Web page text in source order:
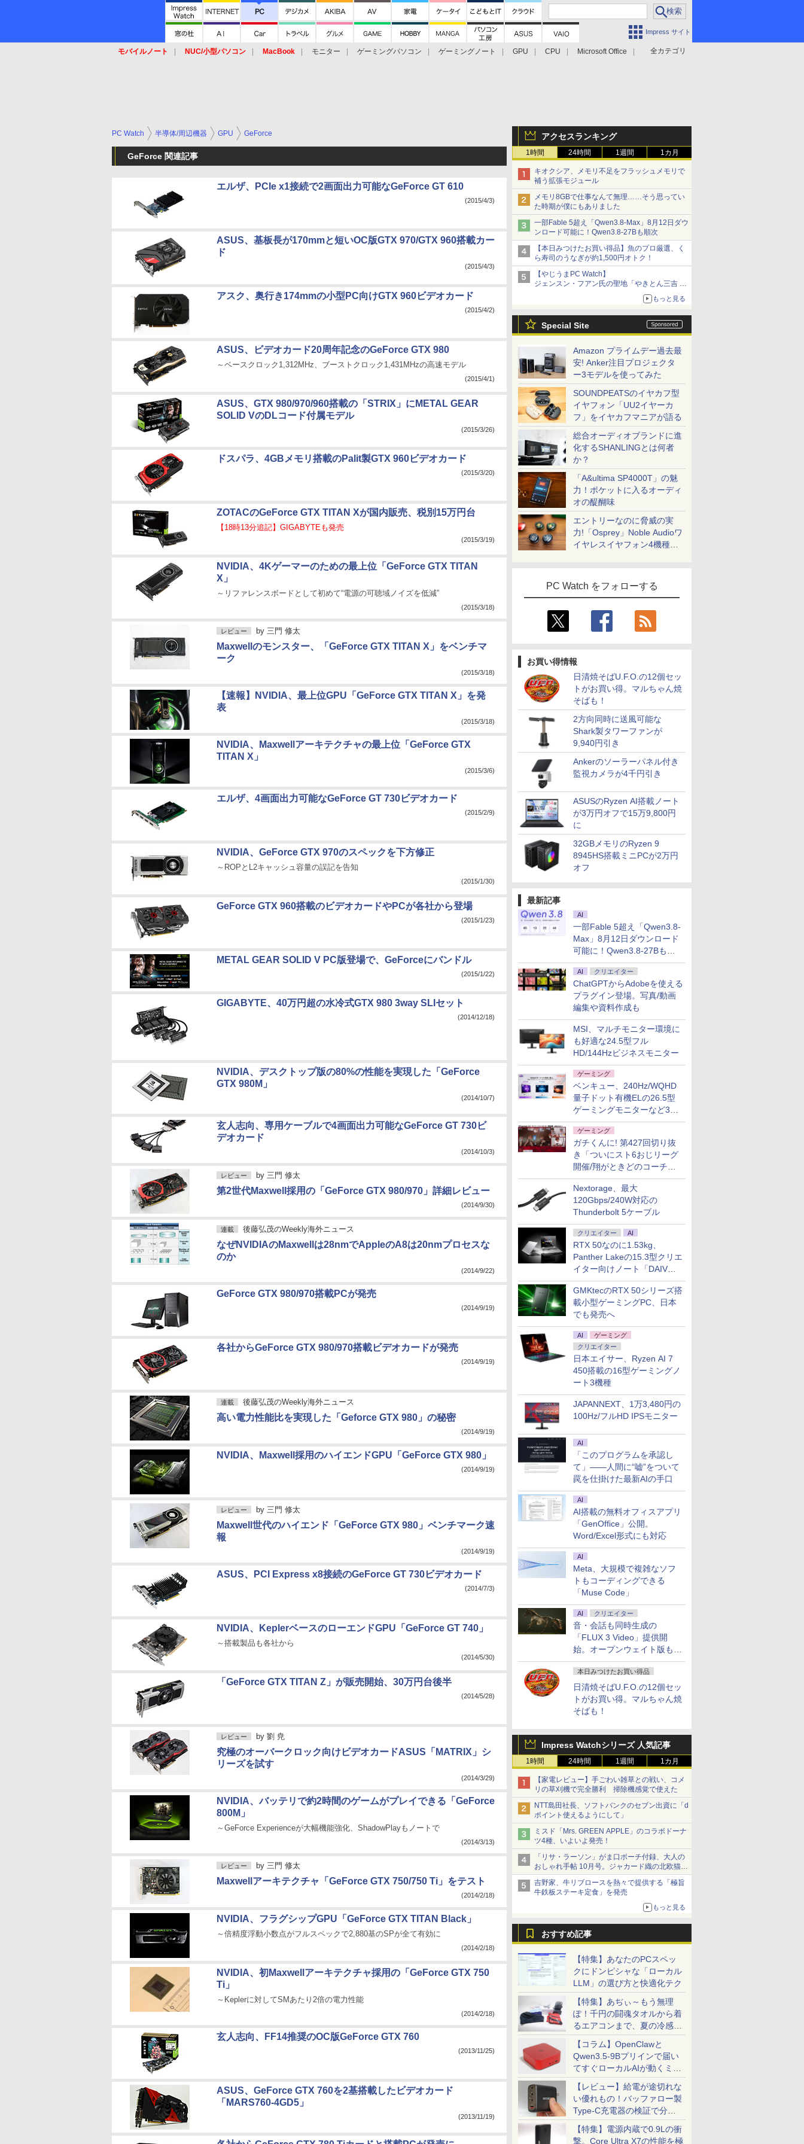
Impress サイト
全カテゴリ
モバイルノート NUC/小型パソコン MacBook モニター ゲーミングパソコン ゲーミングノート GPU CPU
Microsoft Office
アクセスランキング
1時間 24時間 1週間 1カ月
キオクシア、メモリ不足をフラッシュメモリで
補う拡張モジュール
メモリ8GBで仕事なんて無理……そう思ってい
た時期が僕にもありました
一部Fable 5超え「Qwen3.8-Max」8月12日ダウ
ンロード可能に！Qwen3.8-27Bも順次
【本日みつけたお買い得品】魚のプロ厳選、く
ら寿司のうなぎが約1,500円オトク！
【やじうまPC Watch】
ジェンスン・フアン氏の聖地「やきとん三吉 神
田北口店」で「ご来店記念コース」を娘と堪能
～コース名を変更したのはNVIDIAに怒られたか
もっと見る
Special Site
Amazon プライムデー過去最
安! Anker注目プロジェクタ
ー3モデルを使ってみた
SOUNDPEATSのイヤカフ型
イヤフォン「UU2イヤーカ
フ」をイヤカフマニアが語る
総合オーディオブランドに進
化するSHANLINGとは何者
か？
「A&ultima SP4000T」の魅
力！ポケットに入るオーディ
オの醍醐味
エントリーなのに脅威の実
力!「Osprey」Noble Audioワ
イヤレスイヤフォン4機種を
PC Watch をフォローする
お買い得情報
日清焼そばU.F.O.の12個セッ
トがお買い得。マルちゃん焼
そばも！
2方向同時に送風可能な
Shark製タワーファンが
9,940円引き
Ankerのソーラーパネル付き
監視カメラが4千円引き
ASUSのRyzen AI搭載ノート
が3万円オフで15万9,800円
に
32GBメモリのRyzen 9
8945HS搭載ミニPCが2万円
オフ
最新記事
AI
一部Fable 5超え「Qwen3.8-
Max」8月12日ダウンロード
可能に！Qwen3.8-27Bも順
次
AI クリエイター
ChatGPTからAdobeを使える
プラグイン登場。写真/動画
編集や資料作成も
MSI、マルチモニター環境に
も好適な24.5型フル
HD/144Hzビジネスモニター
ゲーミング
ベンキュー、240Hz/WQHD
量子ドット有機ELの26.5型
ゲーミングモニターなど3機
種
ゲーミング
ガチくんに! 第427回切り抜
き「ついにスト6おじリーグ
開催/翔がときどのコーチ就
任など」
Nextorage、最大
120Gbps/240W対応の
Thunderbolt 5ケーブル
クリエイター AI
RTX 50なのに1.53kg、
Panther Lakeの15.3型クリエ
イター向けノート「DAIV
Z5」
GMKtecのRTX 50シリーズ搭
載小型ゲーミングPC、日本
でも発売へ
AI
ゲーミング
クリエイター
日本エイサー、Ryzen AI 7
450搭載の16型ゲーミングノ
ート3機種
JAPANNEXT、1万3,480円の
100Hz/フルHD IPSモニター
AI
「このプログラムを承認し
て」――人間に“嘘”をついて
罠を仕掛けた最新AIの手口
AI
AI搭載の無料オフィスアプリ
「GenOffice」公開。
Word/Excel形式にも対応
AI
Meta、大規模で複雑なソフ
トもコーディングできる
「Muse Code」
AI クリエイター
音・会話も同時生成の
「FLUX 3 Video」提供開
始。オープンウェイト版も計
画
本日みつけたお買い得品
日清焼そばU.F.O.の12個セッ
トがお買い得。マルちゃん焼
そばも！
Impress Watchシリーズ 人気記事
1時間 24時間 1週間 1カ月
【家電レビュー】手ごわい雑草との戦い、コメ
リの草刈機で完全勝利 掃除機感覚で使えた
NTT島田社長、ソフトバンクのセブン出資に「d
ポイント使えるようにして」
ミスド「Mrs. GREEN APPLE」のコラボドーナ
ツ4種、いよいよ発売！
「リサ・ラーソン」がま口ポーチ付録、大人の
おしゃれ手帖 10月号。ジャカード織の北欧猫デ
ザイン
吉野家、牛リブロースを熱々で提供する「極旨
牛鉄板ステーキ定食」を発売
もっと見る
おすすめ記事
【特集】あなたのPCスペッ
クにドンピシャな「ローカル
LLM」の選び方と快適化テク
【特集】あぢぃ～もう無理
ぽ！千円の闘魂タオルから着
るエアコンまで、夏の冷感グ
ッズ一挙紹介
【コラム】OpenClawと
Qwen3.5-9Bプリインで届い
てすぐローカルAIが動くミニ
PC「SER9 Pro」
【レビュー】給電が途切れな
い優れもの！バッファロー製
Type-C充電器の検証で分か
ったこと
【特集】電源内蔵で0.9Lの衝
撃。Core Ultra X7の性能を極
PC Watch 半導体/周辺機器 GPU GeForce
GeForce 関連記事
エルザ、PCIe x1接続で2画面出力可能なGeForce GT 610
(2015/4/3)
ASUS、基板長が170mmと短いOC版GTX 970/GTX 960搭載カー
ド
(2015/4/3)
アスク、奥行き174mmの小型PC向けGTX 960ビデオカード
(2015/4/2)
ASUS、ビデオカード20周年記念のGeForce GTX 980
～ベースクロック1,312MHz、ブーストクロック1,431MHzの高速モデル
(2015/4/1)
ASUS、GTX 980/970/960搭載の「STRIX」にMETAL GEAR
SOLID VのDLコード付属モデル
(2015/3/26)
ドスパラ、4GBメモリ搭載のPalit製GTX 960ビデオカード
(2015/3/20)
ZOTACのGeForce GTX TITAN Xが国内販売、税別15万円台
【18時13分追記】GIGABYTEも発売
(2015/3/19)
NVIDIA、4Kゲーマーのための最上位「GeForce GTX TITAN
X」
～リファレンスボードとして初めて“電源の可聴域ノイズを低減”
(2015/3/18)
レビュー by 三門 修太
Maxwellのモンスター、「GeForce GTX TITAN X」をベンチマ
ーク
(2015/3/18)
【速報】NVIDIA、最上位GPU「GeForce GTX TITAN X」を発
表
(2015/3/18)
NVIDIA、Maxwellアーキテクチャの最上位「GeForce GTX
TITAN X」
(2015/3/6)
エルザ、4画面出力可能なGeForce GT 730ビデオカード
(2015/2/9)
NVIDIA、GeForce GTX 970のスペックを下方修正
～ROPとL2キャッシュ容量の誤記を告知
(2015/1/30)
GeForce GTX 960搭載のビデオカードやPCが各社から登場
(2015/1/23)
METAL GEAR SOLID V PC版登場で、GeForceにバンドル
(2015/1/22)
GIGABYTE、40万円超の水冷式GTX 980 3way SLIセット
(2014/12/18)
NVIDIA、デスクトップ版の80%の性能を実現した「GeForce
GTX 980M」
(2014/10/7)
玄人志向、専用ケーブルで4画面出力可能なGeForce GT 730ビ
デオカード
(2014/10/3)
レビュー by 三門 修太
第2世代Maxwell採用の「GeForce GTX 980/970」詳細レビュー
(2014/9/30)
連載 後藤弘茂のWeekly海外ニュース
なぜNVIDIAのMaxwellは28nmでAppleのA8は20nmプロセスな
のか
(2014/9/22)
GeForce GTX 980/970搭載PCが発売
(2014/9/19)
各社からGeForce GTX 980/970搭載ビデオカードが発売
(2014/9/19)
連載 後藤弘茂のWeekly海外ニュース
高い電力性能比を実現した「Geforce GTX 980」の秘密
(2014/9/19)
NVIDIA、Maxwell採用のハイエンドGPU「GeForce GTX 980」
(2014/9/19)
レビュー by 三門 修太
Maxwell世代のハイエンド「GeForce GTX 980」ベンチマーク速
報
(2014/9/19)
ASUS、PCI Express x8接続のGeForce GT 730ビデオカード
(2014/7/3)
NVIDIA、KeplerベースのローエンドGPU「GeForce GT 740」
～搭載製品も各社から
(2014/5/30)
「GeForce GTX TITAN Z」が販売開始、30万円台後半
(2014/5/28)
レビュー by 劉 尭
究極のオーバークロック向けビデオカードASUS「MATRIX」シ
リーズを試す
(2014/3/29)
NVIDIA、バッテリで約2時間のゲームがプレイできる「GeForce
800M」
～GeForce Experienceが大幅機能強化、ShadowPlayもノートで
(2014/3/13)
レビュー by 三門 修太
Maxwellアーキテクチャ「GeForce GTX 750/750 Ti」をテスト
(2014/2/18)
NVIDIA、フラグシップGPU「GeForce GTX TITAN Black」
～倍精度浮動小数点がフルスペックで2,880基のSPが全て有効に
(2014/2/18)
NVIDIA、初Maxwellアーキテクチャ採用の「GeForce GTX 750
Ti」
～Keplerに対してSMあたり2倍の電力性能
(2014/2/18)
玄人志向、FF14推奨のOC版GeForce GTX 760
(2013/11/25)
ASUS、GeForce GTX 760を2基搭載したビデオカード
「MARS760-4GD5」
(2013/11/19)